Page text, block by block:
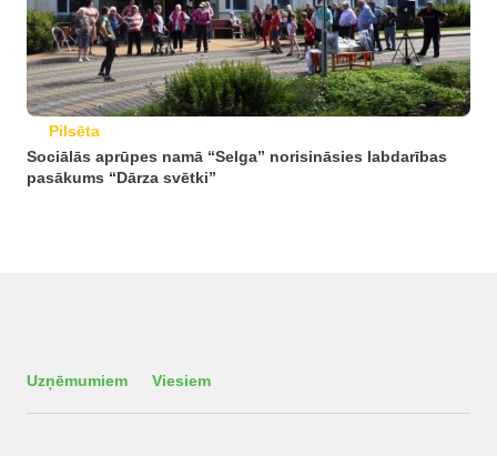
Pilsēta
Sociālās aprūpes namā “Selga” norisināsies labdarības
pasākums “Dārza svētki”
Uzņēmumiem Viesiem